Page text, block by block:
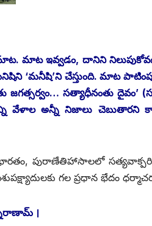
మాట ఇవ్వడం, దానిని
చేస్తుంది. మాట పాటింపు
జగత్సర్వం… సత్యాధీనంతు దైవం’
వేళాల అన్నీ నిజాలు చెబుతారని
పురాణేతిహాసాలలో
గల ప్రధాన భేదం
।